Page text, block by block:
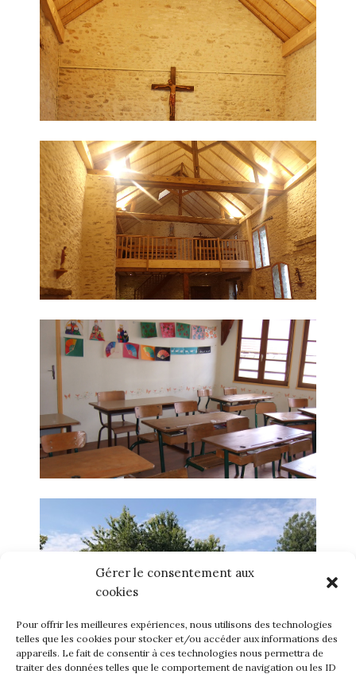
Gérer le consentement aux
cookies
Pour offrir les meilleures expériences, nous utilisons des technologies
telles que les cookies pour stocker et/ou accéder aux informations des
appareils. Le fait de consentir à ces technologies nous permettra de
traiter des données telles que le comportement de navigation ou les ID